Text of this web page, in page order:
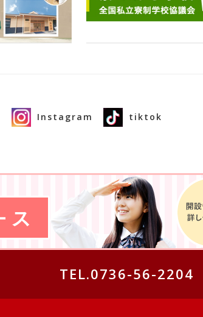
Instagram tiktok
TEL.0736-56-2204